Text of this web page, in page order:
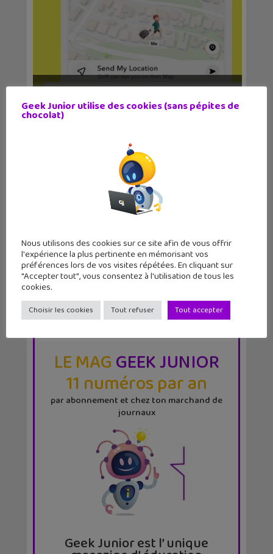
automatique sur Snap...
LE MAGGEEK JUNIOR
11 numéros par an
par abonnement et chez ton marchand de
journaux
Geek Junior est l’ unique
Geek Junior utilise des cookies (sans pépites de
chocolat)
Nous utilisons des cookies sur ce site afin de vous offrir
l'expérience la plus pertinente en mémorisant vos
préférences lors de vos visites répétées. En cliquant sur
"Accepter tout", vous consentez à l'utilisation de tous les
cookies.
Choisir les cookies Tout refuser Tout accepter